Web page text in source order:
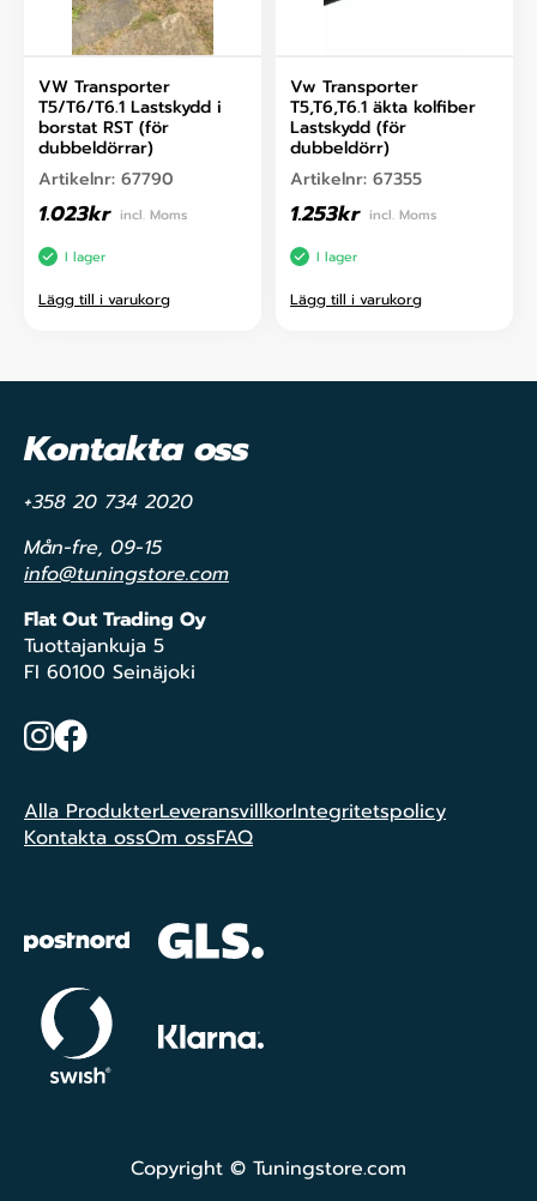
VW Transporter
T5/T6/T6.1 Lastskydd i
borstat RST (för
dubbeldörrar)
Artikelnr: 67790
1.023kr incl. Moms
I lager
Lägg till i varukorg
Vw Transporter
T5,T6,T6.1 äkta kolfiber
Lastskydd (för
dubbeldörr)
Artikelnr: 67355
1.253kr incl. Moms
I lager
Lägg till i varukorg
Kontakta oss
+358 20 734 2020
Mån-fre, 09-15
info@tuningstore.com
Flat Out Trading Oy
Tuottajankuja 5
FI 60100 Seinäjoki
Instagram
Facebook
Alla ProdukterLeveransvillkorIntegritetspolicy
Kontakta ossOm ossFAQ
Copyright © Tuningstore.com